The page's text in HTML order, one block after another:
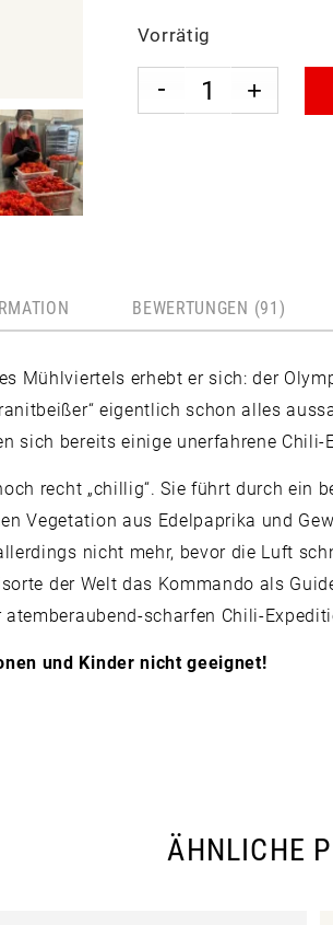
Vorrätig
BEWERTUNGEN (91)
Mühlviertels erhebt er sich: der
eigentlich schon alles
sich bereits einige unerfahrene
recht „chillig“. Sie führt durch ein
Vegetation aus Edelpaprika und
nicht mehr, bevor die Luft
der Welt das Kommando als
scharfen Chili-
und Kinder nicht geeignet!
ÄHNLICHE